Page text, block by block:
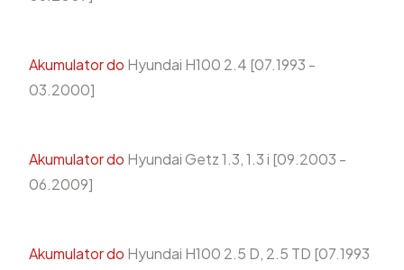
Akumulator do Hyundai H100 2.4 [07.1993 -
03.2000]
Akumulator do Hyundai Getz 1.3, 1.3 i [09.2003 -
06.2009]
Akumulator do Hyundai H100 2.5 D, 2.5 TD [07.1993